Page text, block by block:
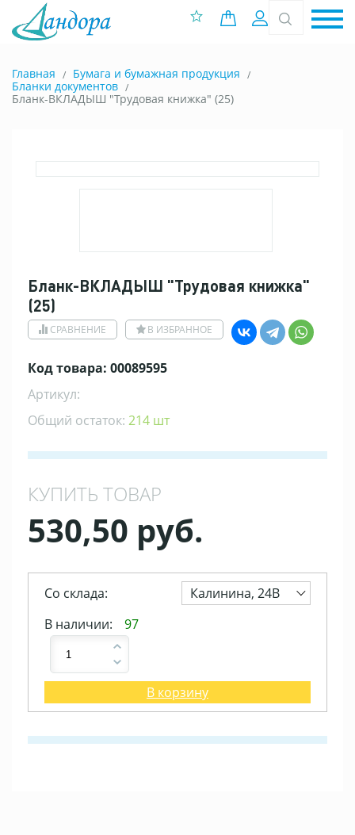
0 позиций
Вход
Главная
Бумага и бумажная продукция
Бланки документов
Бланк-ВКЛАДЫШ "Трудовая книжка" (25)
Бланк-ВКЛАДЫШ "Трудовая книжка"
(25)
СРАВНЕНИЕ В ИЗБРАННОЕ
Код товара: 00089595
Артикул:
Общий остаток: 214 шт
КУПИТЬ ТОВАР
530,50 руб.
Со склада:
Калинина, 24В
В наличии:
97
В корзину